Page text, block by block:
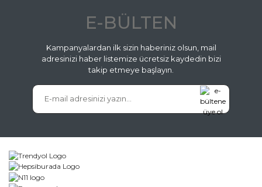
E-BÜLTEN
Kampanyalardan ilk sizin haberiniz olsun, mail
adresinizi haber listemize ücretsiz kaydedin bizi
takip etmeye başlayın.